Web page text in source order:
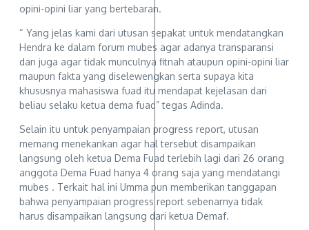
opini-opini liar yang bertebaran.
“ Yang jelas kami dari utusan sepakat untuk mendatangkan
Hendra ke dalam forum mubes agar adanya transparansi
dan juga agar tidak munculnya fitnah ataupun opini-opini liar
maupun fakta yang diselewengkan serta supaya kita
khususnya mahasiswa fuad itu mendapat kejelasan dari
beliau selaku ketua dema fuad” tegas Adinda.
Selain itu untuk penyampaian progress report, utusan
memang menekankan agar hal tersebut disampaikan
langsung oleh ketua Dema Fuad terlebih lagi dari 26 orang
anggota Dema Fuad hanya 4 orang saja yang mendatangi
mubes . Terkait hal ini Umma pun memberikan tanggapan
bahwa penyampaian progress report sebenarnya tidak
harus disampaikan langsung dari ketua Demaf.